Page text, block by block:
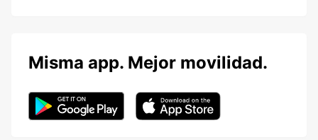
Misma app. Mejor movilidad.